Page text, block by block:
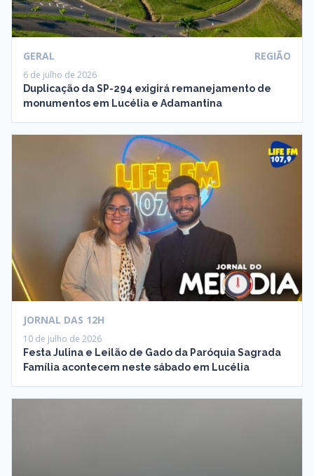
GERAL REGIÃO
6 de julho de 2026
Duplicação da SP-294 exigirá remanejamento de
monumentos em Lucélia e Adamantina
JORNAL DAS 12H
10 de julho de 2026
Festa Julina e Leilão de Gado da Paróquia Sagrada
Família acontecem neste sábado em Lucélia